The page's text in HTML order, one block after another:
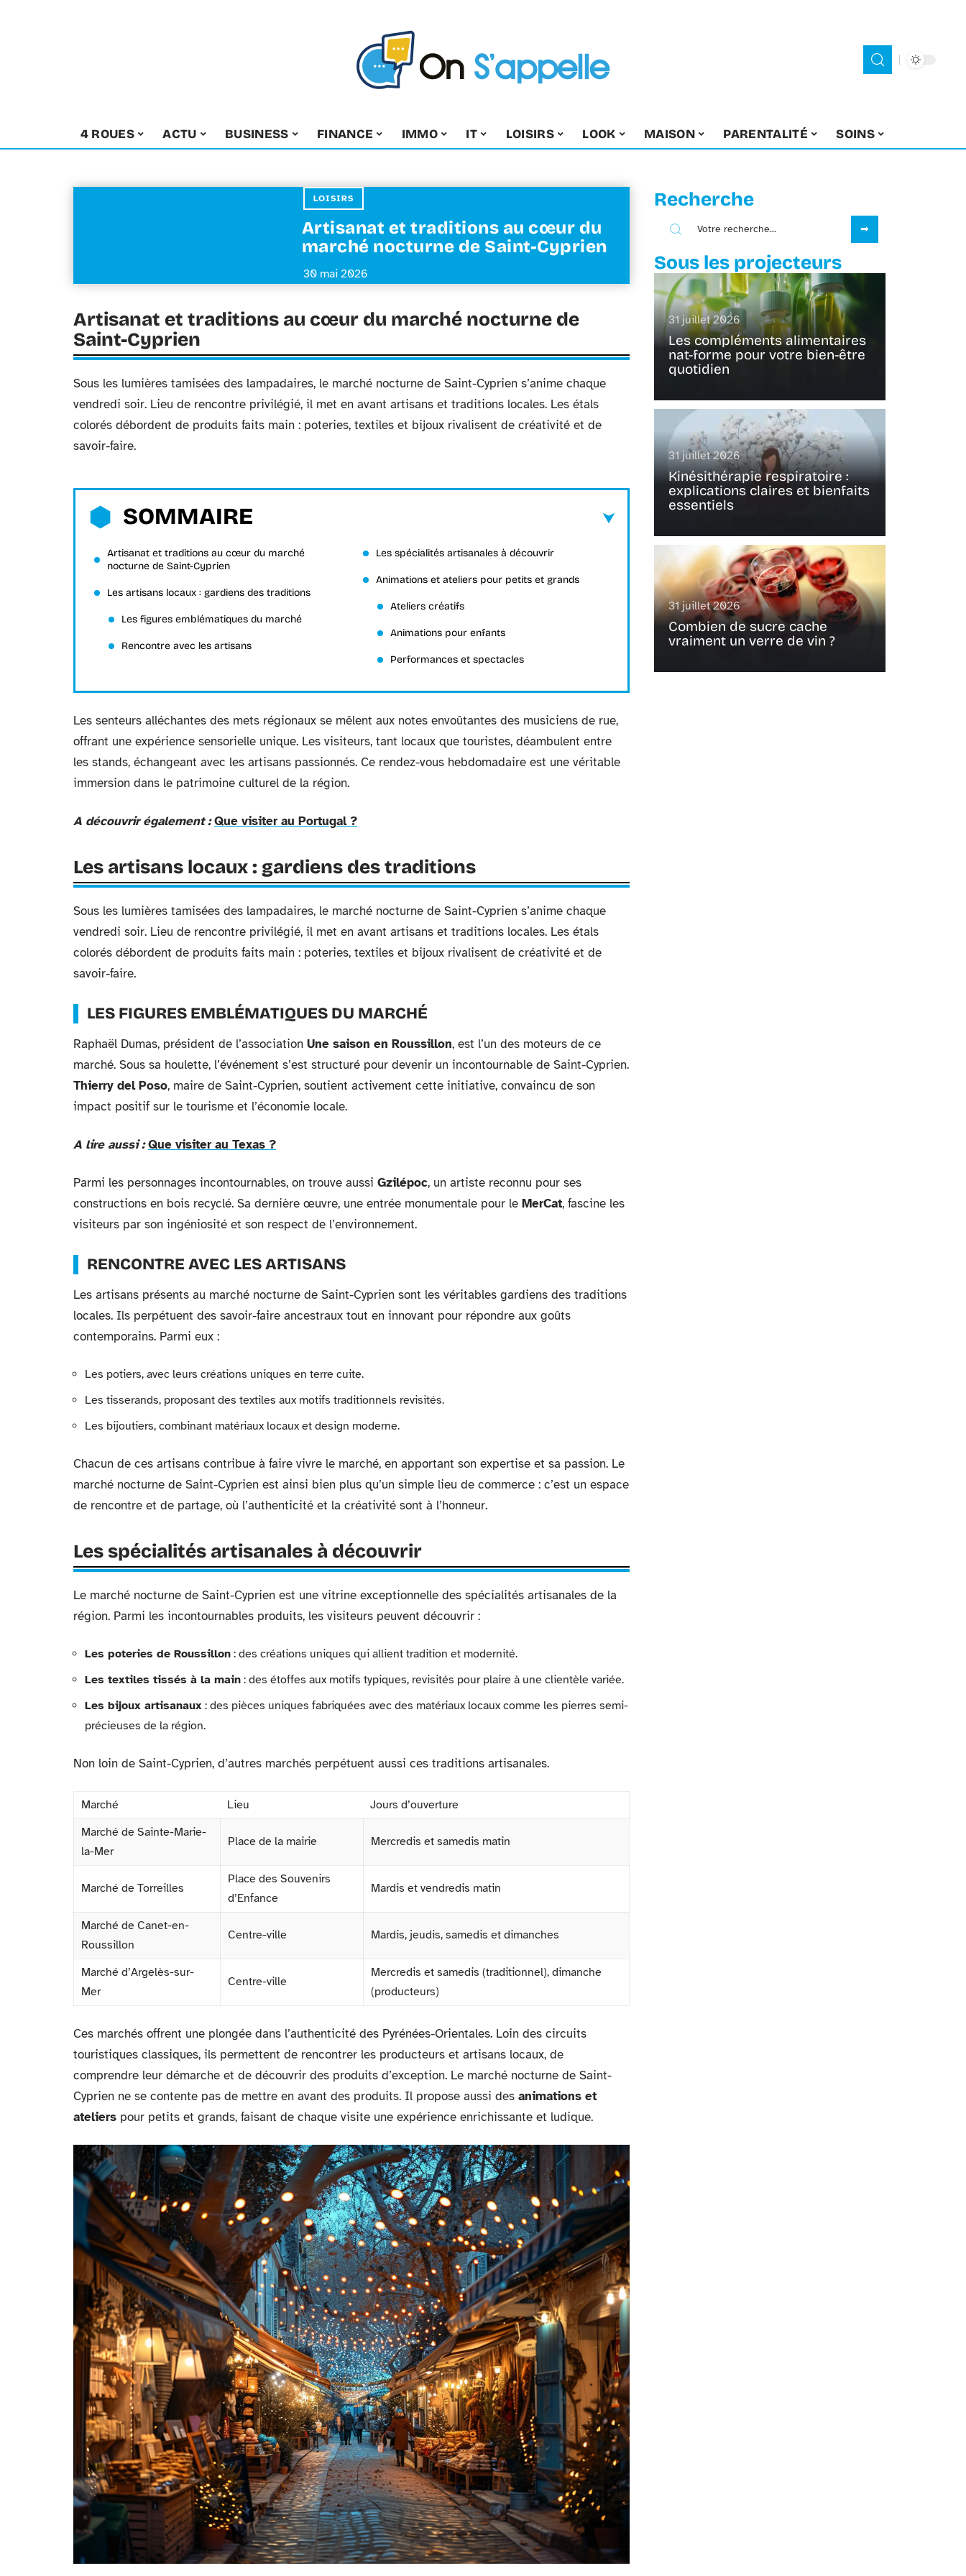
4 ROUES ACTU BUSINESS FINANCE IMMO IT LOISIRS LOOK MAISON PARENTALITÉ SOINS
LOISIRS
Artisanat et traditions au cœur du
marché nocturne de Saint-Cyprien
30 mai 2026
Artisanat et traditions au cœur du marché nocturne de
Saint-Cyprien
Sous les lumières tamisées des lampadaires, le marché nocturne de Saint-Cyprien s’anime chaque
vendredi soir. Lieu de rencontre privilégié, il met en avant artisans et traditions locales. Les étals
colorés débordent de produits faits main : poteries, textiles et bijoux rivalisent de créativité et de
savoir-faire.
SOMMAIRE
Artisanat et traditions au cœur du marché
nocturne de Saint-Cyprien
Les artisans locaux : gardiens des traditions
Les figures emblématiques du marché
Rencontre avec les artisans
Les spécialités artisanales à découvrir
Animations et ateliers pour petits et grands
Ateliers créatifs
Animations pour enfants
Performances et spectacles
Les senteurs alléchantes des mets régionaux se mêlent aux notes envoûtantes des musiciens de rue,
offrant une expérience sensorielle unique. Les visiteurs, tant locaux que touristes, déambulent entre
les stands, échangeant avec les artisans passionnés. Ce rendez-vous hebdomadaire est une véritable
immersion dans le patrimoine culturel de la région.
A découvrir également : Que visiter au Portugal ?
Les artisans locaux : gardiens des traditions
Sous les lumières tamisées des lampadaires, le marché nocturne de Saint-Cyprien s’anime chaque
vendredi soir. Lieu de rencontre privilégié, il met en avant artisans et traditions locales. Les étals
colorés débordent de produits faits main : poteries, textiles et bijoux rivalisent de créativité et de
savoir-faire.
LES FIGURES EMBLÉMATIQUES DU MARCHÉ
Raphaël Dumas, président de l’association Une saison en Roussillon, est l’un des moteurs de ce
marché. Sous sa houlette, l’événement s’est structuré pour devenir un incontournable de Saint-Cyprien.
Thierry del Poso, maire de Saint-Cyprien, soutient activement cette initiative, convaincu de son
impact positif sur le tourisme et l’économie locale.
A lire aussi : Que visiter au Texas ?
Parmi les personnages incontournables, on trouve aussi Gzilépoc, un artiste reconnu pour ses
constructions en bois recyclé. Sa dernière œuvre, une entrée monumentale pour le MerCat, fascine les
visiteurs par son ingéniosité et son respect de l’environnement.
RENCONTRE AVEC LES ARTISANS
Les artisans présents au marché nocturne de Saint-Cyprien sont les véritables gardiens des traditions
locales. Ils perpétuent des savoir-faire ancestraux tout en innovant pour répondre aux goûts
contemporains. Parmi eux :
Les potiers, avec leurs créations uniques en terre cuite.
Les tisserands, proposant des textiles aux motifs traditionnels revisités.
Les bijoutiers, combinant matériaux locaux et design moderne.
Chacun de ces artisans contribue à faire vivre le marché, en apportant son expertise et sa passion. Le
marché nocturne de Saint-Cyprien est ainsi bien plus qu’un simple lieu de commerce : c’est un espace
de rencontre et de partage, où l’authenticité et la créativité sont à l’honneur.
Les spécialités artisanales à découvrir
Le marché nocturne de Saint-Cyprien est une vitrine exceptionnelle des spécialités artisanales de la
région. Parmi les incontournables produits, les visiteurs peuvent découvrir :
Les poteries de Roussillon : des créations uniques qui allient tradition et modernité.
Les textiles tissés à la main : des étoffes aux motifs typiques, revisités pour plaire à une clientèle variée.
Les bijoux artisanaux : des pièces uniques fabriquées avec des matériaux locaux comme les pierres semi-
précieuses de la région.
Non loin de Saint-Cyprien, d’autres marchés perpétuent aussi ces traditions artisanales.
Marché Lieu
Jours d’ouverture
Marché de Sainte-Marie-
la-Mer
Place de la mairie Mercredis et samedis matin
Marché de Torreilles
Place des Souvenirs
d’Enfance
Mardis et vendredis matin
Marché de Canet-en-
Roussillon
Centre-ville Mardis, jeudis, samedis et dimanches
Marché d’Argelès-sur-
Mer
Centre-ville
Mercredis et samedis (traditionnel), dimanche
(producteurs)
Ces marchés offrent une plongée dans l’authenticité des Pyrénées-Orientales. Loin des circuits
touristiques classiques, ils permettent de rencontrer les producteurs et artisans locaux, de
comprendre leur démarche et de découvrir des produits d’exception. Le marché nocturne de Saint-
Cyprien ne se contente pas de mettre en avant des produits. Il propose aussi des animations et
ateliers pour petits et grands, faisant de chaque visite une expérience enrichissante et ludique.
Recherche
Sous les projecteurs
31 juillet 2026
Les compléments alimentaires
nat-forme pour votre bien-être
quotidien
31 juillet 2026
Kinésithérapie respiratoire :
explications claires et bienfaits
essentiels
31 juillet 2026
Combien de sucre cache
vraiment un verre de vin ?